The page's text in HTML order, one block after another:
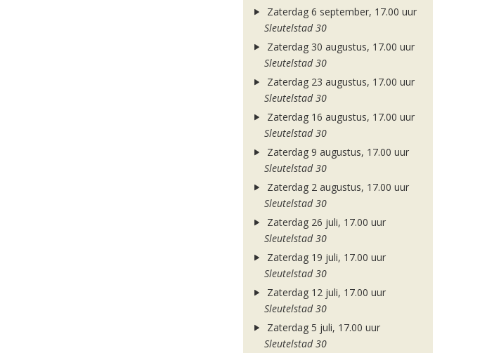
Zaterdag 6 september, 17.00 uur
Sleutelstad 30
Zaterdag 30 augustus, 17.00 uur
Sleutelstad 30
Zaterdag 23 augustus, 17.00 uur
Sleutelstad 30
Zaterdag 16 augustus, 17.00 uur
Sleutelstad 30
Zaterdag 9 augustus, 17.00 uur
Sleutelstad 30
Zaterdag 2 augustus, 17.00 uur
Sleutelstad 30
Zaterdag 26 juli, 17.00 uur
Sleutelstad 30
Zaterdag 19 juli, 17.00 uur
Sleutelstad 30
Zaterdag 12 juli, 17.00 uur
Sleutelstad 30
Zaterdag 5 juli, 17.00 uur
Sleutelstad 30